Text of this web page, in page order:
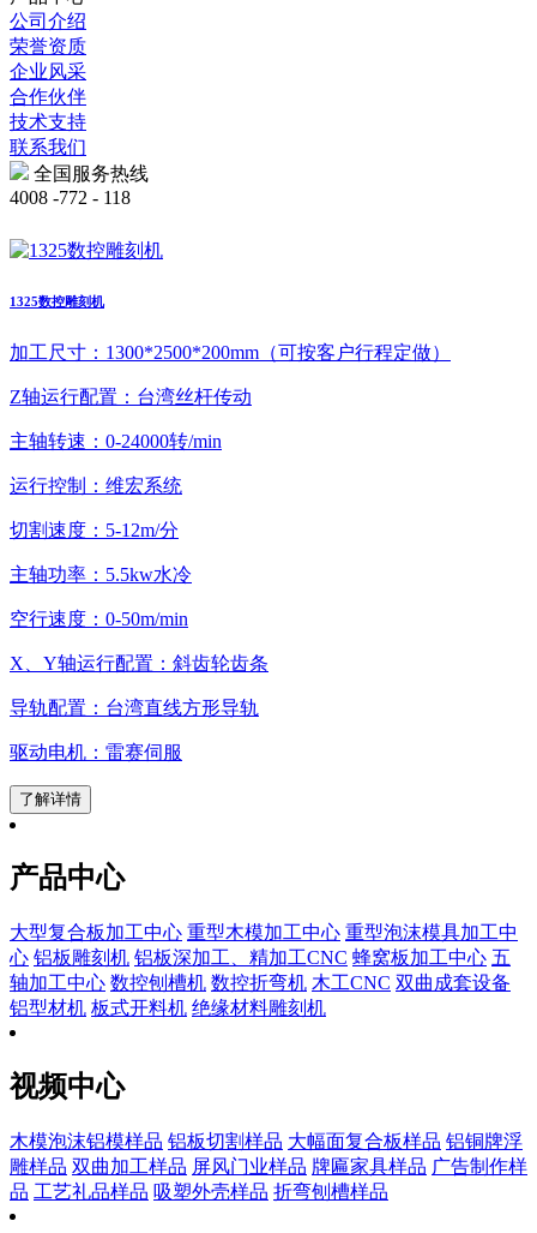
公司介绍
荣誉资质
企业风采
合作伙伴
技术支持
联系我们
全国服务热线
4008 -772 - 118
1325数控雕刻机
加工尺寸：1300*2500*200mm（可按客户行程定做）
Z轴运行配置：台湾丝杆传动
主轴转速：0-24000转/min
运行控制：维宏系统
切割速度：5-12m/分
主轴功率：5.5kw水冷
空行速度：0-50m/min
X、Y轴运行配置：斜齿轮齿条
导轨配置：台湾直线方形导轨
驱动电机：雷赛伺服
了解详情
产品中心
大型复合板加工中心 重型木模加工中心 重型泡沫模具加工中
心 铝板雕刻机 铝板深加工、精加工CNC 蜂窝板加工中心 五
轴加工中心 数控刨槽机 数控折弯机 木工CNC 双曲成套设备
铝型材机 板式开料机 绝缘材料雕刻机
视频中心
木模泡沫铝模样品 铝板切割样品 大幅面复合板样品 铝铜牌浮
雕样品 双曲加工样品 屏风门业样品 牌匾家具样品 广告制作样
品 工艺礼品样品 吸塑外壳样品 折弯刨槽样品